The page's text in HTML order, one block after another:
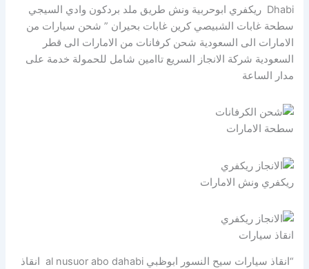
Dhabi ريكفري ابوحربية ونش طريق ملد بردكون وادي السيجي
سطحة غابات الشبيصي كرين غابات بحيران ” شحن سيارات من
الامارات الى السعودية شحن كرفانات من الامارات الى قطر
السعودية شركة الانجاز السريع تاامين شامل للحمولة خدمة على
مدار الساعة
سطحة الامارات
ريكفري ونش الامارات
انقاذ سيارات
“انقاذ سيارات سيح النسور ابوظبي al nusuor abo dahabi انقاذ